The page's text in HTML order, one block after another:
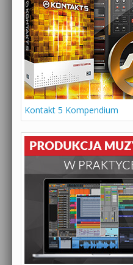
Kontakt 5 Kompendium